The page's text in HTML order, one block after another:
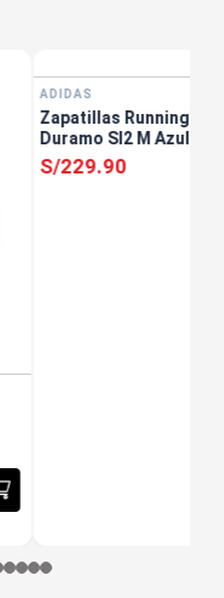
ADIDAS
Zapatillas Running
Duramo Sl2 M Azul
S/229.90